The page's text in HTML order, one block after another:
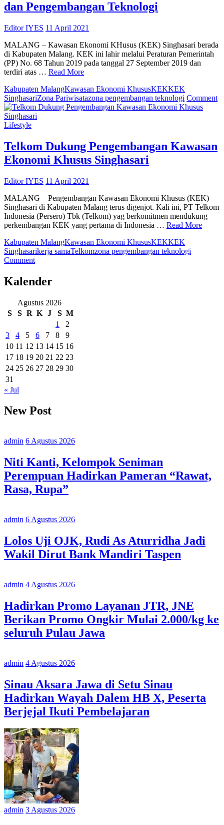
dan Pengembangan Teknologi
Editor IYES 11 April 2021
MALANG – Kawasan Ekonomi KHusus (KEK) Singhasari berada
di Kabupaten Malang. KEK ini lahir melalui Peraturan Pemerintah
(PP) No. 68 Tahun 2019 pada tanggal 27 September 2019 dan
terdiri atas … Read More
Kabupaten MalangKawasan Ekonomi KhususKEKKEK
SinghasariZona Pariwisatazona pengembangan teknologi Comment
Lifestyle
Telkom Dukung Pengembangan Kawasan
Ekonomi Khusus Singhasari
Editor IYES 11 April 2021
MALANG – Pengembangan Kawasan Ekonomi Khusus (KEK)
Singhasari di Kabupaten Malang terus digenjot. Kali ini, PT Telkom
Indonesia (Persero) Tbk (Telkom) yag berkomitmen mendukung
perkembangan KEK yang pertama di Indonesia … Read More
Kabupaten MalangKawasan Ekonomi KhususKEKKEK
Singhasarikerja samaTelkomzona pengembangan teknologi
Commenton
Dukung
Pengembangan
Ekonomi
Khusus
Singhasari
Kalender
Agustus 2026
S
S R K J S M
1
2
3
4 5 6 7 8
9
10 11 12 13 14 15 16
17 18 19 20 21 22 23
24 25 26 27 28 29 30
31
« Jul
New Post
admin 6 Agustus 2026
Niti Kanti, Kelompok Seniman
Perempuan Hadirkan Pameran “Rawat,
Rasa, Rupa”
admin 6 Agustus 2026
Lolos Uji OJK, Rudi As Aturridha Jadi
Wakil Dirut Bank Mandiri Taspen
admin 4 Agustus 2026
Hadirkan Promo Layanan JTR, JNE
Berikan Promo Ongkir Mulai 2.000/kg ke
seluruh Pulau Jawa
admin 4 Agustus 2026
Sinau Aksara Jawa di Setu Sinau
Hadirkan Wayah Dalem HB X, Peserta
Berjejal Ikuti Pembelajaran
admin 3 Agustus 2026